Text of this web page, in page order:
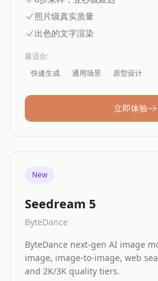
照片级真实质量
出色的文字渲染
最适合:
快速生成
通用场景 原型设计
立即体验
New
Seedream 5
ByteDance
ByteDance next-gen AI image
image, image-to-image, web
and 2K/3K quality tiers.